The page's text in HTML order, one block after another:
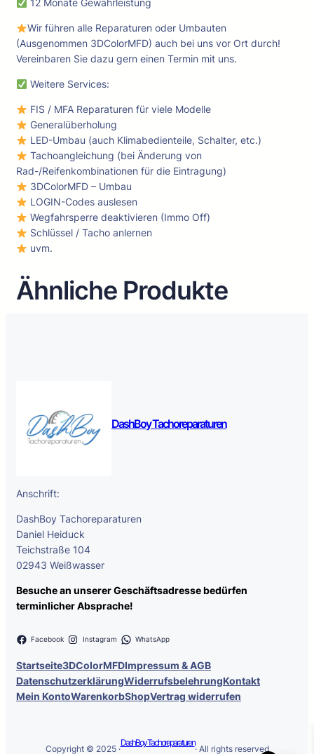
12 Monate Gewährleistung
Wir führen alle Reparaturen oder Umbauten
(Ausgenommen 3DColorMFD) auch bei uns vor Ort durch!
Vereinbaren Sie dazu gern einen Termin mit uns.
Weitere Services:
FIS / MFA Reparaturen für viele Modelle
Generalüberholung
LED-Umbau (auch Klimabedienteile, Schalter, etc.)
Tachoangleichung (bei Änderung von
Rad-/Reifenkombinationen für die Eintragung)
3DColorMFD – Umbau
LOGIN-Codes auslesen
Wegfahrsperre deaktivieren (Immo Off)
Schlüssel / Tacho anlernen
uvm.
Ähnliche Produkte
DashBoy Tachoreparaturen
Anschrift:
DashBoy Tachoreparaturen
Daniel Heiduck
Teichstraße 104
02943 Weißwasser
Besuche an unserer Geschäftsadresse bedürfen
terminlicher Absprache!
Facebook Instagram WhatsApp
Startseite3DColorMFDImpressum & AGB
DatenschutzerklärungWiderrufsbelehrungKontakt
Mein KontoWarenkorbShopVertrag widerrufen
Copyright © 2025 ·
DashBoy Tachoreparaturen
· All rights reserved